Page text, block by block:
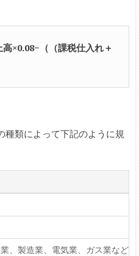
×0.08−（（課税仕入れ＋
種類によって下記のように規
、製造業、電気業、ガス業など